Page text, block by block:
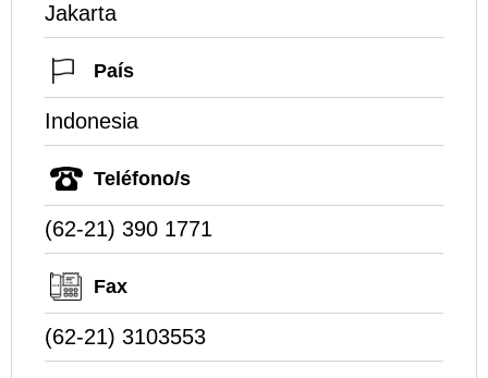
Jakarta
País
Indonesia
Teléfono/s
(62-21) 390 1771
Fax
(62-21) 3103553